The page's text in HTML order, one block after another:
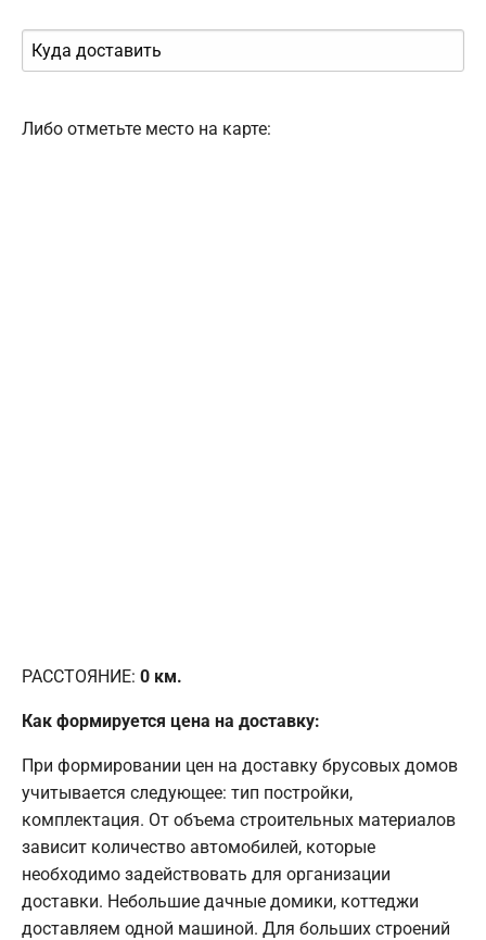
Либо отметьте место на карте:
РАССТОЯНИЕ: 0 км.
Как формируется цена на доставку:
При формировании цен на доставку брусовых домов
учитывается следующее: тип постройки,
комплектация. От объема строительных материалов
зависит количество автомобилей, которые
необходимо задействовать для организации
доставки. Небольшие дачные домики, коттеджи
доставляем одной машиной. Для больших строений